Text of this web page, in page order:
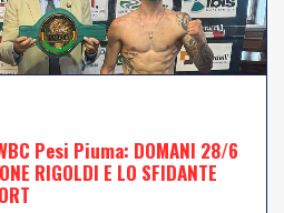
Pesi Piuma: DOMANI 28/6
RIGOLDI E LO SFIDANTE